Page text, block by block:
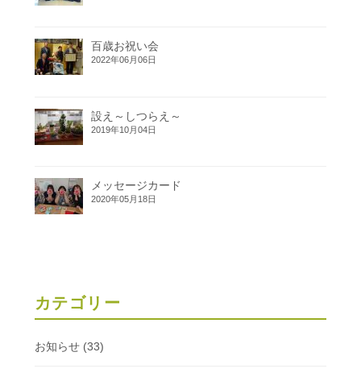
百歳お祝い会
2022年06月06日
設え～しつらえ～
2019年10月04日
メッセージカード
2020年05月18日
カテゴリー
お知らせ(33)